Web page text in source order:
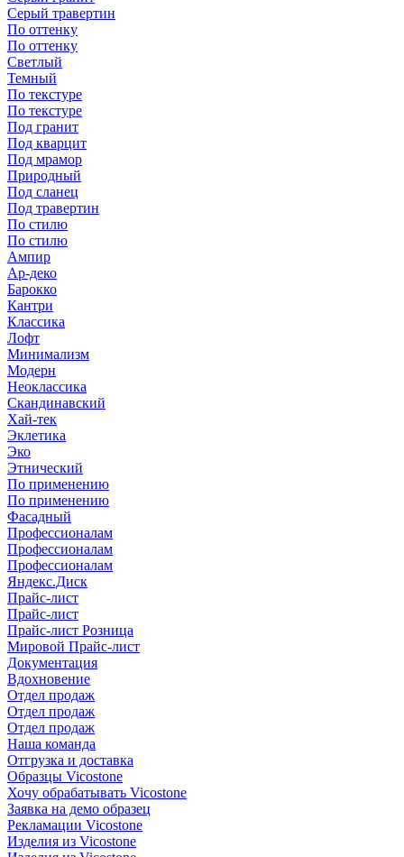
Серый травертин
По оттенку
По оттенку
Светлый
Темный
По текстуре
По текстуре
Под гранит
Под кварцит
Под мрамор
Природный
Под сланец
Под травертин
По стилю
По стилю
Ампир
Ар-деко
Барокко
Кантри
Классика
Лофт
Минимализм
Модерн
Неоклассика
Скандинавский
Хай-тек
Эклетика
Эко
Этнический
По применению
По применению
Фасадный
Профессионалам
Профессионалам
Профессионалам
Яндекс.Диск
Прайс-лист
Прайс-лист
Прайс-лист Розница
Мировой Прайс-лист
Документация
Вдохновение
Отдел продаж
Отдел продаж
Отдел продаж
Наша команда
Отгрузка и доставка
Образцы Vicostone
Хочу обрабатывать Vicostone
Заявка на демо образец
Рекламации Vicostone
Изделия из Vicostone